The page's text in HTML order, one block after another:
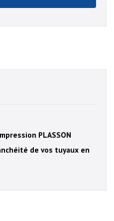
PLASSON
de vos tuyaux en